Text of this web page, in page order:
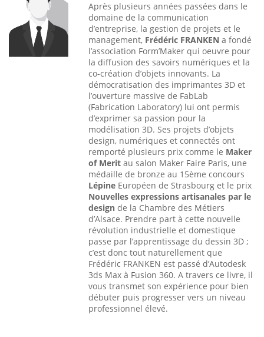
Après plusieurs années passées dans le
domaine de la communication
d’entreprise, la gestion de projets et le
management, Frédéric FRANKEN a fondé
l’association Form’Maker qui oeuvre pour
la diffusion des savoirs numériques et la
co-création d’objets innovants. La
démocratisation des imprimantes 3D et
l’ouverture massive de FabLab
(Fabrication Laboratory) lui ont permis
d’exprimer sa passion pour la
modélisation 3D. Ses projets d’objets
design, numériques et connectés ont
remporté plusieurs prix comme le Maker
of Merit au salon Maker Faire Paris, une
médaille de bronze au 15ème concours
Lépine Européen de Strasbourg et le prix
Nouvelles expressions artisanales par le
design de la Chambre des Métiers
d’Alsace. Prendre part à cette nouvelle
révolution industrielle et domestique
passe par l’apprentissage du dessin 3D ;
c’est donc tout naturellement que
Frédéric FRANKEN est passé d’Autodesk
3ds Max à Fusion 360. A travers ce livre, il
vous transmet son expérience pour bien
débuter puis progresser vers un niveau
professionnel élevé.